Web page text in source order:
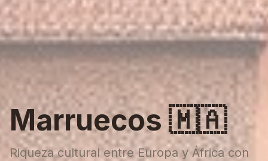
Marruecos 🇲🇦
Riqueza cultural entre Europa y África con